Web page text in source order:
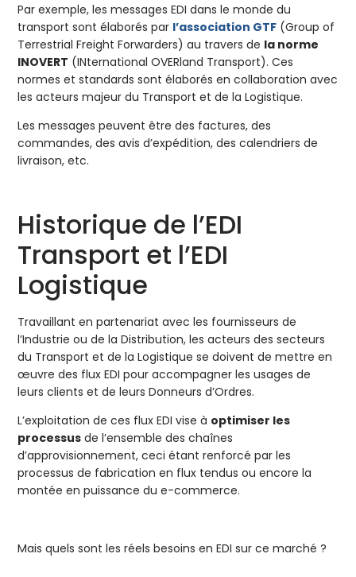
Par exemple, les messages EDI dans le monde du
transport sont élaborés par l’association GTF (Group of
Terrestrial Freight Forwarders) au travers de la norme
INOVERT (INternational OVERland Transport). Ces
normes et standards sont élaborés en collaboration avec
les acteurs majeur du Transport et de la Logistique.
Les messages peuvent être des factures, des
commandes, des avis d’expédition, des calendriers de
livraison, etc.
Historique de l’EDI
Transport et l’EDI
Logistique
Travaillant en partenariat avec les fournisseurs de
l’Industrie ou de la Distribution, les acteurs des secteurs
du Transport et de la Logistique se doivent de mettre en
œuvre des flux EDI pour accompagner les usages de
leurs clients et de leurs Donneurs d’Ordres.
L’exploitation de ces flux EDI vise à optimiser les
processus de l’ensemble des chaînes
d’approvisionnement, ceci étant renforcé par les
processus de fabrication en flux tendus ou encore la
montée en puissance du e-commerce.
Mais quels sont les réels besoins en EDI sur ce marché ?